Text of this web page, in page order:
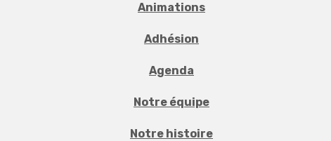
Animations
Adhésion
Agenda
Notre équipe
Notre histoire